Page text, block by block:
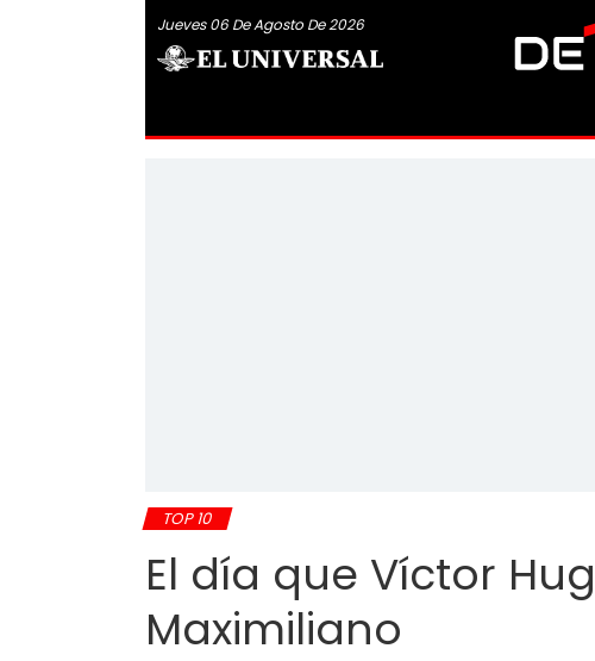
Jueves 06 De Agosto De 2026
TOP 10
El día que Víctor
Maximiliano